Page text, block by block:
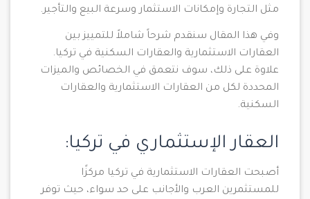
مثل التجارة وإمكانات الاستثمار وسرعة البيع والتأجير.
وفي هذا المقال سنقدم شرحاً شاملاً للتمييز بين
العقارات الاستثمارية والعقارات السكنية في تركيا.
علاوة على ذلك، سوف نتعمق في الخصائص والميزات
المحددة لكل من العقارات الاستثمارية والعقارات
السكنية.
العقار الإستثماري في تركيا:
أصبحت العقارات الاستثمارية في تركيا مركزًا
للمستثمرين العرب والأجانب على حد سواء، حيث توفر